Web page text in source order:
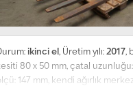
ikinci el, Üretim yılı: 2017,
80 x 50 mm, çatal uzunluğu:
147 mm, kendi ağırlık
uzunluğu 1150 mm, çatal